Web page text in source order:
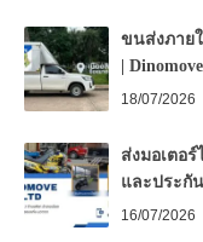
ขนส่งภาย
| Dinomove
18/07/2026
ส่งมอเตอ
และประกั
16/07/2026